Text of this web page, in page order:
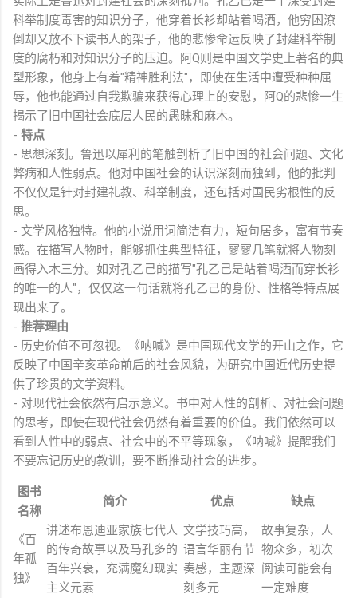
科举制度毒害的知识分子，他穿着长衫却站着喝酒，他穷困潦
倒却又放不下读书人的架子，他的悲惨命运反映了封建科举制
度的腐朽和对知识分子的压迫。阿Q则是中国文学史上著名的典
型形象，他身上有着"精神胜利法"，即使在生活中遭受种种屈
辱，他也能通过自我欺骗来获得心理上的安慰，阿Q的悲惨一生
揭示了旧中国社会底层人民的愚昧和麻木。
- 特点
- 思想深刻。鲁迅以犀利的笔触剖析了旧中国的社会问题、文化
弊病和人性弱点。他对中国社会的认识深刻而独到，他的批判
不仅仅是针对封建礼教、科举制度，还包括对国民劣根性的反
思。
- 文学风格独特。他的小说用词简洁有力，短句居多，富有节奏
感。在描写人物时，能够抓住典型特征，寥寥几笔就将人物刻
画得入木三分。如对孔乙己的描写"孔乙己是站着喝酒而穿长衫
的唯一的人"，仅仅这一句话就将孔乙己的身份、性格等特点展
现出来了。
- 推荐理由
- 历史价值不可忽视。《呐喊》是中国现代文学的开山之作，它
反映了中国辛亥革命前后的社会风貌，为研究中国近代历史提
供了珍贵的文学资料。
- 对现代社会依然有启示意义。书中对人性的剖析、对社会问题
的思考，即使在现代社会仍然有着重要的价值。我们依然可以
看到人性中的弱点、社会中的不平等现象，《呐喊》提醒我们
不要忘记历史的教训，要不断推动社会的进步。
图书
名称
简介 优点 缺点
《百
年孤
独》
讲述布恩迪亚家族七代人
的传奇故事以及马孔多的
百年兴衰，充满魔幻现实
主义元素
文学技巧高，
语言华丽有节
奏感，主题深
刻多元
故事复杂，人
物众多，初次
阅读可能会有
一定难度